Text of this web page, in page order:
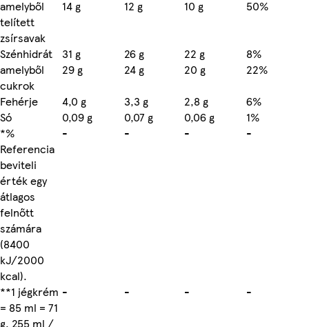
amelyből
telített
zsírsavak
14 g 12 g 10 g 50%
Szénhidrát 31 g 26 g 22 g
8%
amelyből
cukrok
29 g 24 g 20 g
22%
Fehérje
4,0 g 3,3 g 2,8 g
6%
Só
0,09 g 0,07 g 0,06 g
1%
*%
Referencia
beviteli
érték egy
átlagos
felnőtt
számára
(8400
kJ/2000
kcal).
- - - -
**1 jégkrém
= 85 ml = 71
g, 255 ml /
- - - -